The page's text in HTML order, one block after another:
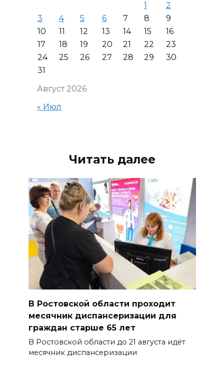
Август 2026
1
2
3
4 5 6 7 8
9
10
11 12 13 14 15
16
17
18 19 20 21 22
23
24
25 26 27 28 29
30
31
« Июл
Читать далее
В Ростовской области проходит
месячник диспансеризации для
граждан старше 65 лет
В Ростовской области до 21 августа идёт
месячник диспансеризации